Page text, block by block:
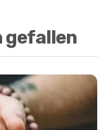
gefallen